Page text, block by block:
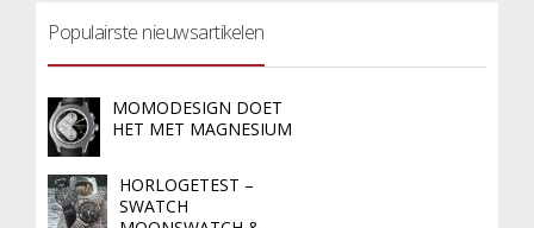
Populairste nieuwsartikelen
MOMODESIGN DOET
HET MET MAGNESIUM
HORLOGETEST –
SWATCH